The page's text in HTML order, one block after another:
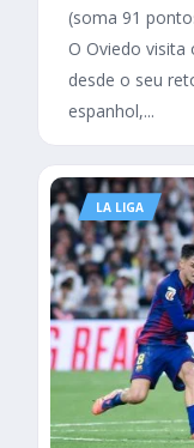
(soma 91
O Oviedo visita
desde o seu
espanhol,...
LA LIGA